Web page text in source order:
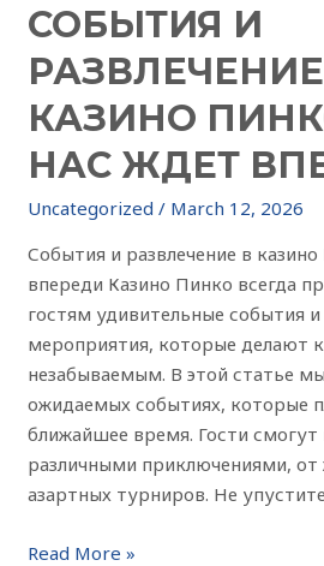
СОБЫТИЯ И
КАЗИНО
НАС ЖДЕТ
Uncategorized / March 12, 2026
События и развлечение в
впереди Казино Пинко всегда
гостям удивительные события
мероприятия, которые делают
незабываемым. В этой статье
ожидаемых событиях, которые
ближайшее время. Гости смогут
различными приключениями,
азартных турниров. Не
Read More »